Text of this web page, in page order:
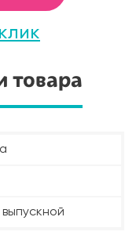
товара